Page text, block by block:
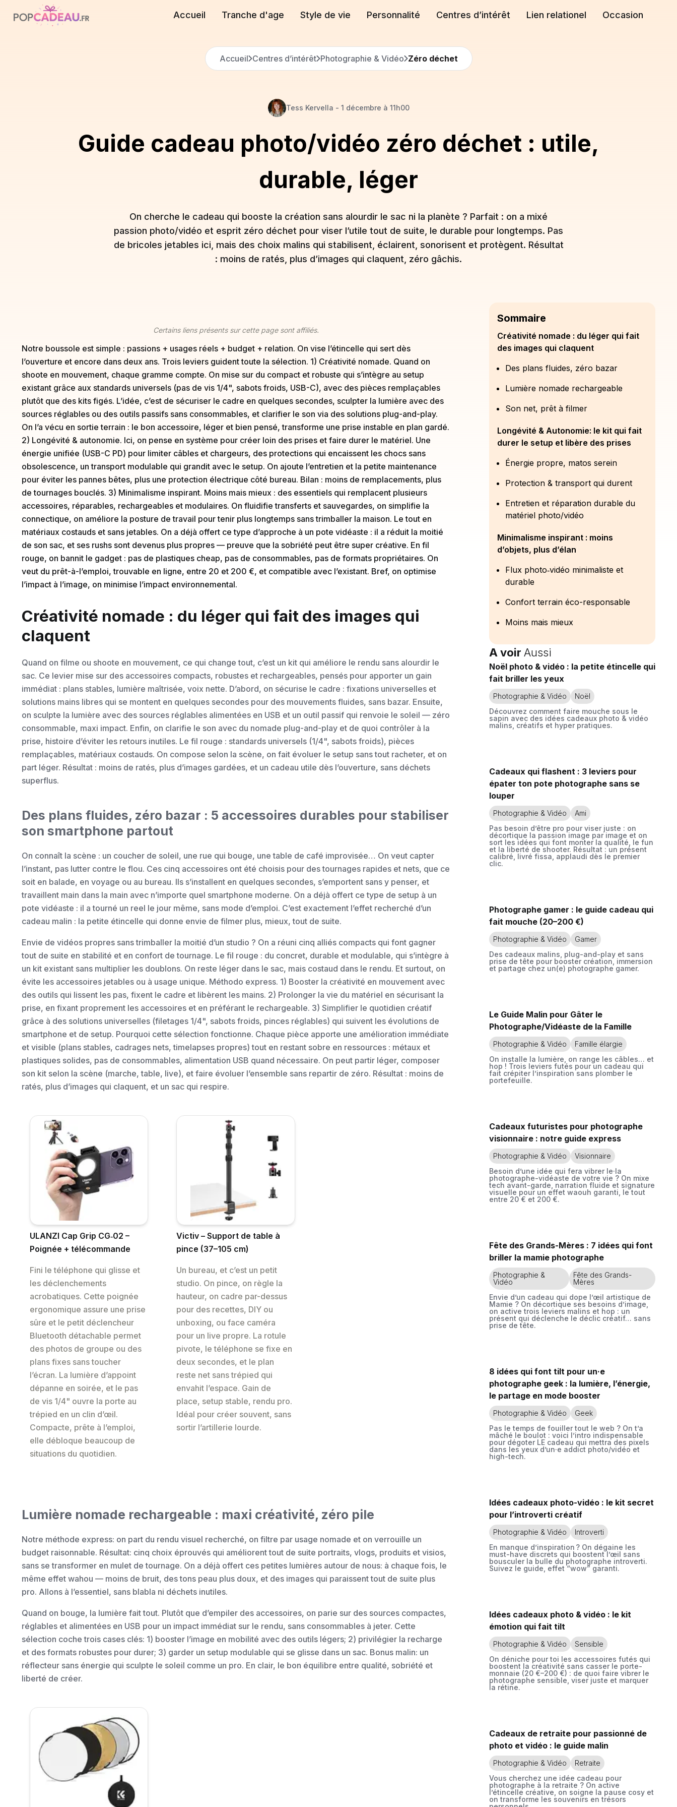
Accueil Tranche d'age Style de vie Personnalité Centres d’intérêt Lien relationel Occasion
Accueil Centres d’intérêt Photographie & Vidéo Zéro déchet
Tess Kervella - 1 décembre à 11h00
Guide cadeau photo/vidéo zéro déchet : utile,
durable, léger
On cherche le cadeau qui booste la création sans alourdir le sac ni la planète ? Parfait : on a mixé
passion photo/vidéo et esprit zéro déchet pour viser l’utile tout de suite, le durable pour longtemps. Pas
de bricoles jetables ici, mais des choix malins qui stabilisent, éclairent, sonorisent et protègent. Résultat
: moins de ratés, plus d’images qui claquent, zéro gâchis.
Certains liens présents sur cette page sont affiliés.
Notre boussole est simple : passions + usages réels + budget + relation. On vise l’étincelle qui sert dès
l’ouverture et encore dans deux ans. Trois leviers guident toute la sélection. 1) Créativité nomade. Quand on
shoote en mouvement, chaque gramme compte. On mise sur du compact et robuste qui s’intègre au setup
existant grâce aux standards universels (pas de vis 1/4", sabots froids, USB-C), avec des pièces remplaçables
plutôt que des kits figés. L’idée, c’est de sécuriser le cadre en quelques secondes, sculpter la lumière avec des
sources réglables ou des outils passifs sans consommables, et clarifier le son via des solutions plug-and-play.
On l’a vécu en sortie terrain : le bon accessoire, léger et bien pensé, transforme une prise instable en plan gardé.
2) Longévité & autonomie. Ici, on pense en système pour créer loin des prises et faire durer le matériel. Une
énergie unifiée (USB-C PD) pour limiter câbles et chargeurs, des protections qui encaissent les chocs sans
obsolescence, un transport modulable qui grandit avec le setup. On ajoute l’entretien et la petite maintenance
pour éviter les pannes bêtes, plus une protection électrique côté bureau. Bilan : moins de remplacements, plus
de tournages bouclés. 3) Minimalisme inspirant. Moins mais mieux : des essentiels qui remplacent plusieurs
accessoires, réparables, rechargeables et modulaires. On fluidifie transferts et sauvegardes, on simplifie la
connectique, on améliore la posture de travail pour tenir plus longtemps sans trimballer la maison. Le tout en
matériaux costauds et sans jetables. On a déjà offert ce type d’approche à un pote vidéaste : il a réduit la moitié
de son sac, et ses rushs sont devenus plus propres — preuve que la sobriété peut être super créative. En fil
rouge, on bannit le gadget : pas de plastiques cheap, pas de consommables, pas de formats propriétaires. On
veut du prêt-à-l’emploi, trouvable en ligne, entre 20 et 200 €, et compatible avec l’existant. Bref, on optimise
l’impact à l’image, on minimise l’impact environnemental.
Créativité nomade : du léger qui fait des images qui
claquent
Quand on filme ou shoote en mouvement, ce qui change tout, c’est un kit qui améliore le rendu sans alourdir le
sac. Ce levier mise sur des accessoires compacts, robustes et rechargeables, pensés pour apporter un gain
immédiat : plans stables, lumière maîtrisée, voix nette. D’abord, on sécurise le cadre : fixations universelles et
solutions mains libres qui se montent en quelques secondes pour des mouvements fluides, sans bazar. Ensuite,
on sculpte la lumière avec des sources réglables alimentées en USB et un outil passif qui renvoie le soleil — zéro
consommable, maxi impact. Enfin, on clarifie le son avec du nomade plug-and-play et de quoi contrôler à la
prise, histoire d’éviter les retours inutiles. Le fil rouge : standards universels (1/4", sabots froids), pièces
remplaçables, matériaux costauds. On compose selon la scène, on fait évoluer le setup sans tout racheter, et on
part léger. Résultat : moins de ratés, plus d’images gardées, et un cadeau utile dès l’ouverture, sans déchets
superflus.
Des plans fluides, zéro bazar : 5 accessoires durables pour stabiliser
son smartphone partout
On connaît la scène : un coucher de soleil, une rue qui bouge, une table de café improvisée… On veut capter
l’instant, pas lutter contre le flou. Ces cinq accessoires ont été choisis pour des tournages rapides et nets, que ce
soit en balade, en voyage ou au bureau. Ils s’installent en quelques secondes, s’emportent sans y penser, et
travaillent main dans la main avec n’importe quel smartphone moderne. On a déjà offert ce type de setup à un
pote vidéaste : il a tourné un reel le jour même, sans mode d’emploi. C’est exactement l’effet recherché d’un
cadeau malin : la petite étincelle qui donne envie de filmer plus, mieux, tout de suite.
Envie de vidéos propres sans trimballer la moitié d’un studio ? On a réuni cinq alliés compacts qui font gagner
tout de suite en stabilité et en confort de tournage. Le fil rouge : du concret, durable et modulable, qui s’intègre à
un kit existant sans multiplier les doublons. On reste léger dans le sac, mais costaud dans le rendu. Et surtout, on
évite les accessoires jetables ou à usage unique. Méthodo express. 1) Booster la créativité en mouvement avec
des outils qui lissent les pas, fixent le cadre et libèrent les mains. 2) Prolonger la vie du matériel en sécurisant la
prise, en fixant proprement les accessoires et en préférant le rechargeable. 3) Simplifier le quotidien créatif
grâce à des solutions universelles (filetages 1/4", sabots froids, pinces réglables) qui suivent les évolutions de
smartphone et de setup. Pourquoi cette sélection fonctionne. Chaque pièce apporte une amélioration immédiate
et visible (plans stables, cadrages nets, timelapses propres) tout en restant sobre en ressources : métaux et
plastiques solides, pas de consommables, alimentation USB quand nécessaire. On peut partir léger, composer
son kit selon la scène (marche, table, live), et faire évoluer l’ensemble sans repartir de zéro. Résultat : moins de
ratés, plus d’images qui claquent, et un sac qui respire.
ULANZI Cap Grip CG‑02 –
Poignée + télécommande
Fini le téléphone qui glisse et
les déclenchements
acrobatiques. Cette poignée
ergonomique assure une prise
sûre et le petit déclencheur
Bluetooth détachable permet
des photos de groupe ou des
plans fixes sans toucher
l’écran. La lumière d’appoint
dépanne en soirée, et le pas
de vis 1/4" ouvre la porte au
trépied en un clin d’œil.
Compacte, prête à l’emploi,
elle débloque beaucoup de
situations du quotidien.
Victiv – Support de table à
pince (37–105 cm)
Un bureau, et c’est un petit
studio. On pince, on règle la
hauteur, on cadre par-dessus
pour des recettes, DIY ou
unboxing, ou face caméra
pour un live propre. La rotule
pivote, le téléphone se fixe en
deux secondes, et le plan
reste net sans trépied qui
envahit l’espace. Gain de
place, setup stable, rendu pro.
Idéal pour créer souvent, sans
sortir l’artillerie lourde.
Lumière nomade rechargeable : maxi créativité, zéro pile
Notre méthode express: on part du rendu visuel recherché, on filtre par usage nomade et on verrouille un
budget raisonnable. Résultat: cinq choix éprouvés qui améliorent tout de suite portraits, vlogs, produits et visios,
sans se transformer en mulet de tournage. On a déjà offert ces petites lumières autour de nous: à chaque fois, le
même effet wahou — moins de bruit, des tons peau plus doux, et des images qui paraissent tout de suite plus
pro. Allons à l’essentiel, sans blabla ni déchets inutiles.
Quand on bouge, la lumière fait tout. Plutôt que d’empiler des accessoires, on parie sur des sources compactes,
réglables et alimentées en USB pour un impact immédiat sur le rendu, sans consommables à jeter. Cette
sélection coche trois cases clés: 1) booster l’image en mobilité avec des outils légers; 2) privilégier la recharge
et des formats robustes pour durer; 3) garder un setup modulable qui se glisse dans un sac. Bonus malin: un
réflecteur sans énergie qui sculpte le soleil comme un pro. En clair, le bon équilibre entre qualité, sobriété et
liberté de créer.
Sommaire
Créativité nomade : du léger qui fait
des images qui claquent
Des plans fluides, zéro bazar
Lumière nomade rechargeable
Son net, prêt à filmer
Longévité & Autonomie: le kit qui fait
durer le setup et libère des prises
Énergie propre, matos serein
Protection & transport qui durent
Entretien et réparation durable du
matériel photo/vidéo
Minimalisme inspirant : moins
d’objets, plus d’élan
Flux photo‑vidéo minimaliste et
durable
Confort terrain éco-responsable
Moins mais mieux
A voir Aussi
Noël photo & vidéo : la petite étincelle qui
fait briller les yeux
Photographie & Vidéo
Noël
Découvrez comment faire mouche sous le
sapin avec des idées cadeaux photo & vidéo
malins, créatifs et hyper pratiques.
Cadeaux qui flashent : 3 leviers pour
épater ton pote photographe sans se
louper
Photographie & Vidéo
Ami
Pas besoin d’être pro pour viser juste : on
décortique la passion image par image et on
sort les idées qui font monter la qualité, le fun
et la liberté de shooter. Résultat : un présent
calibré, livré fissa, applaudi dès le premier
clic.
Photographe gamer : le guide cadeau qui
fait mouche (20–200 €)
Photographie & Vidéo
Gamer
Des cadeaux malins, plug-and-play et sans
prise de tête pour booster création, immersion
et partage chez un(e) photographe gamer.
Le Guide Malin pour Gâter le
Photographe/Vidéaste de la Famille
Photographie & Vidéo
Famille élargie
On installe la lumière, on range les câbles… et
hop ! Trois leviers futés pour un cadeau qui
fait crépiter l’inspiration sans plomber le
portefeuille.
Cadeaux futuristes pour photographe
visionnaire : notre guide express
Photographie & Vidéo
Visionnaire
Besoin d’une idée qui fera vibrer le·la
photographe-vidéaste de votre vie ? On mixe
tech avant-garde, narration fluide et signature
visuelle pour un effet waouh garanti, le tout
entre 20 € et 200 €.
Fête des Grands-Mères : 7 idées qui font
briller la mamie photographe
Photographie &
Vidéo
Fête des Grands-
Mères
Envie d’un cadeau qui dope l’œil artistique de
Mamie ? On décortique ses besoins d’image,
on active trois leviers malins et hop : un
présent qui déclenche le déclic créatif… sans
prise de tête.
8 idées qui font tilt pour un·e
photographe geek : la lumière, l’énergie,
le partage en mode booster
Photographie & Vidéo
Geek
Pas le temps de fouiller tout le web ? On t’a
mâché le boulot : voici l’intro indispensable
pour dégoter LE cadeau qui mettra des pixels
dans les yeux d’un·e addict photo/vidéo et
high-tech.
Idées cadeaux photo-vidéo : le kit secret
pour l’introverti créatif
Photographie & Vidéo
Introverti
En manque d’inspiration ? On dégaine les
must-have discrets qui boostent l’œil sans
bousculer la bulle du photographe introverti.
Suivez le guide, effet “wow” garanti.
Idées cadeaux photo & vidéo : le kit
émotion qui fait tilt
Photographie & Vidéo
Sensible
On déniche pour toi les accessoires futés qui
boostent la créativité sans casser le porte-
monnaie (20 €–200 €) : de quoi faire vibrer le
photographe sensible, viser juste et marquer
la rétine.
Cadeaux de retraite pour passionné de
photo et vidéo : le guide malin
Photographie & Vidéo
Retraite
Vous cherchez une idée cadeau pour
photographe à la retraite ? On active
l’étincelle créative, on soigne la pause cosy et
on transforme les souvenirs en trésors